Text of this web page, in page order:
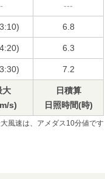
---
6.8
6.3
7.2
大
s)
日積算
日照時間(時)
風速は、アメダス10分値です